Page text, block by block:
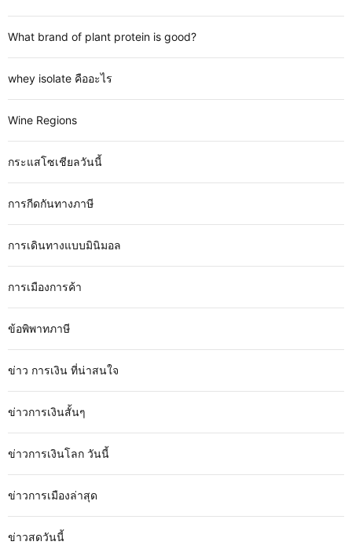
What brand of plant protein is good?
whey isolate คืออะไร
Wine Regions
กระแสโซเชียลวันนี้
การกีดกันทางภาษี
การเดินทางแบบมินิมอล
การเมืองการค้า
ข้อพิพาทภาษี
ข่าว การเงิน ที่น่าสนใจ
ข่าวการเงินสั้นๆ
ข่าวการเงินโลก วันนี้
ข่าวการเมืองล่าสุด
ข่าวสดวันนี้